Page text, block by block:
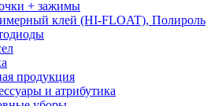
+ зажимы
клей (HI-FLOAT), Полироль
продукция
и атрибутика